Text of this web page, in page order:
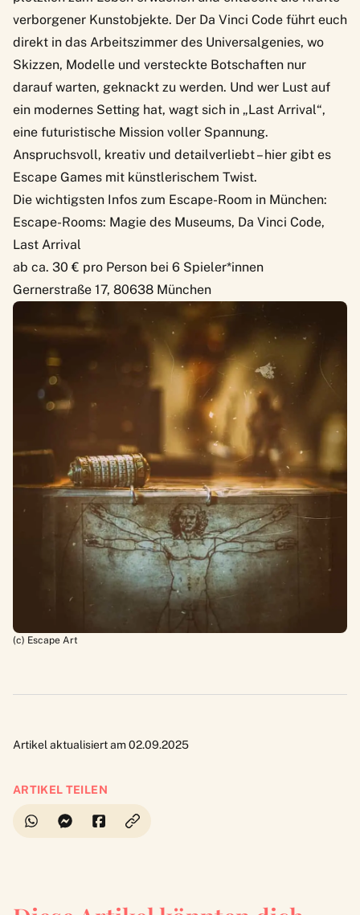
verborgener Kunstobjekte. Der Da Vinci Code führt euch
direkt in das Arbeitszimmer des Universalgenies, wo
Skizzen, Modelle und versteckte Botschaften nur
darauf warten, geknackt zu werden. Und wer Lust auf
ein modernes Setting hat, wagt sich in „Last Arrival“,
eine futuristische Mission voller Spannung.
Anspruchsvoll, kreativ und detailverliebt – hier gibt es
Escape Games mit künstlerischem Twist.
Die wichtigsten Infos zum Escape-Room in München:
Escape-Rooms: Magie des Museums, Da Vinci Code,
Last Arrival
ab ca. 30 € pro Person bei 6 Spieler*innen
Gernerstraße 17, 80638 München
(c) Escape Art
Artikel aktualisiert am 02.09.2025
ARTIKEL TEILEN